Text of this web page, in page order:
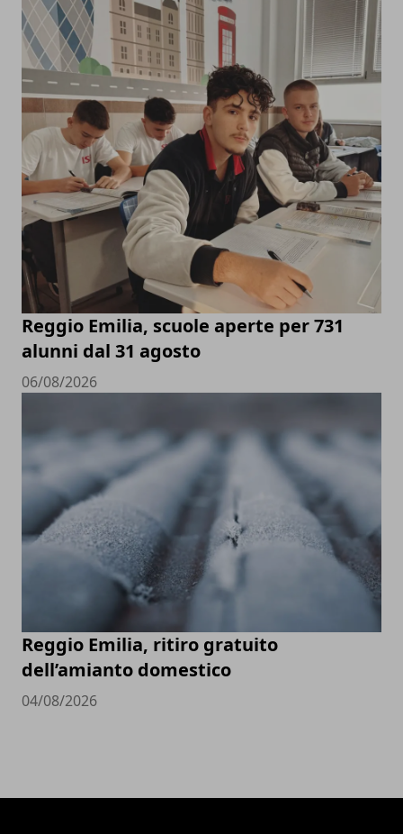
Reggio Emilia, scuole aperte per 731
alunni dal 31 agosto
06/08/2026
Reggio Emilia, ritiro gratuito
dell’amianto domestico
04/08/2026